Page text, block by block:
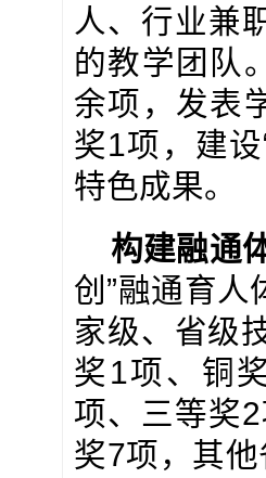
人、行业兼
的教学团队
余项，发表
奖1项，建设
特色成果。
构建融通
创”融通育
家级、省级
奖1项、铜
项、三等奖
奖7项，其